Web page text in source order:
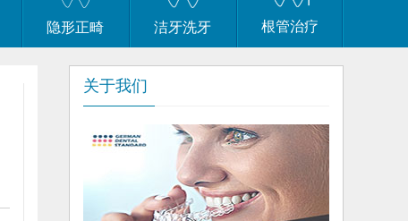
隐形正畸 洁牙洗牙 根管治疗
关于我们